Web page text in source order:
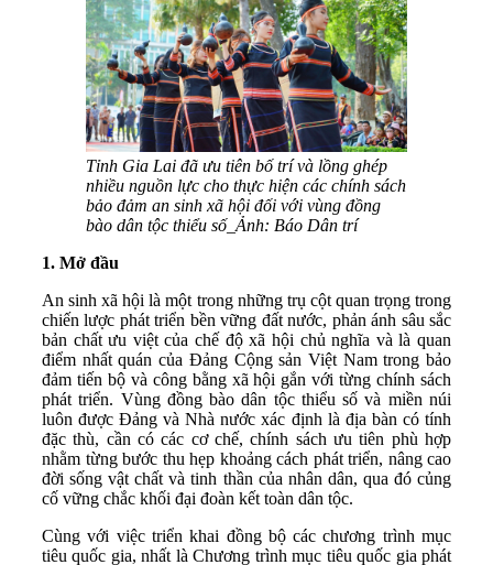
Tỉnh Gia Lai đã ưu tiên bố trí và lồng ghép
nhiều nguồn lực cho thực hiện các chính sách
bảo đảm an sinh xã hội đối với vùng đồng
bào dân tộc thiểu số_Ảnh: Báo Dân trí
1. Mở đầu
An sinh xã hội là một trong những trụ cột quan trọng trong
chiến lược phát triển bền vững đất nước, phản ánh sâu sắc
bản chất ưu việt của chế độ xã hội chủ nghĩa và là quan
điểm nhất quán của Đảng Cộng sản Việt Nam trong bảo
đảm tiến bộ và công bằng xã hội gắn với từng chính sách
phát triển. Vùng đồng bào dân tộc thiểu số và miền núi
luôn được Đảng và Nhà nước xác định là địa bàn có tính
đặc thù, cần có các cơ chế, chính sách ưu tiên phù hợp
nhằm từng bước thu hẹp khoảng cách phát triển, nâng cao
đời sống vật chất và tinh thần của nhân dân, qua đó củng
cố vững chắc khối đại đoàn kết toàn dân tộc.
Cùng với việc triển khai đồng bộ các chương trình mục
tiêu quốc gia, nhất là Chương trình mục tiêu quốc gia phát